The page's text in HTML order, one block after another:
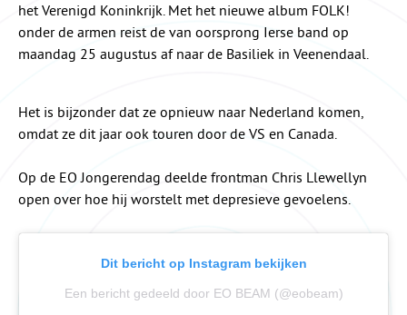
het Verenigd Koninkrijk. Met het nieuwe album FOLK!
onder de armen reist de van oorsprong Ierse band op
maandag 25 augustus af naar de Basiliek in Veenendaal.
Het is bijzonder dat ze opnieuw naar Nederland komen,
omdat ze dit jaar ook touren door de VS en Canada.
Op de EO Jongerendag deelde frontman Chris Llewellyn
open over hoe hij worstelt met depresieve gevoelens.
Dit bericht op Instagram bekijken
Een bericht gedeeld door EO BEAM (@eobeam)